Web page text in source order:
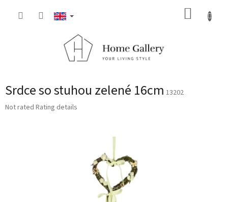
Srdce so stuhou zelené 16cm 13202
The
Not rated Rating details